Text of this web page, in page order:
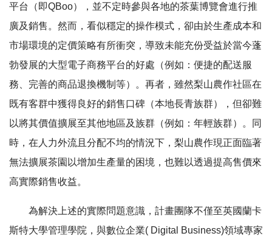
平台（即QBoo），並不定時參與各地的茶葉博覽會進行推
廣及銷售。然而，看似穩定的操作模式，卻由於生產成本和
市場環境的定價策略有所衝突，導致未能充份受益於當今蓬
勃發展的大型電子商務平台的好處（例如：便捷的配送服
務、完善的商品退換機制等）。再者，雖然梨山農作社區在
既有客群中獲得良好的銷售口碑（本地長青族群），但卻難
以將其價值擴展至其他地區及族群（例如：年輕族群）。同
時，在人力外流且分配不均的情況下，梨山農作現正面臨著
無法擴展茶園以增加生產量的困境，也難以透過提高售價來
高實際銷售收益。
為解決上述的實際問題意識，計畫團隊不僅至英國蘭卡
斯特大學管理學院，與數位企業( Digital Business)領域專家